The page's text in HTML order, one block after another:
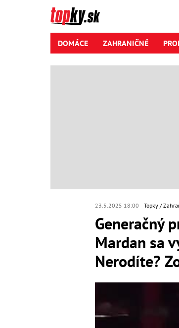
DOMÁCE ZAHRANIČNÉ
23.5.2025 18:00 Topky
Generačný
Mardan sa
Nerodíte?